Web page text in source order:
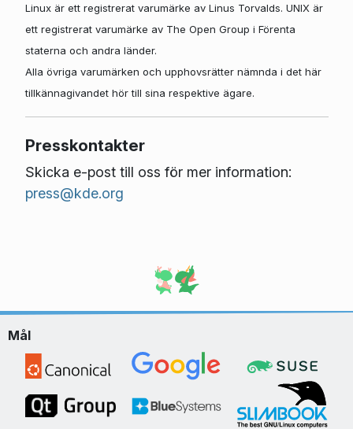
Linux är ett registrerat varumärke av Linus Torvalds. UNIX är
ett registrerat varumärke av The Open Group i Förenta
staterna och andra länder.
Alla övriga varumärken och upphovsrätter nämnda i det här
tillkännagivandet hör till sina respektive ägare.
Presskontakter
Skicka e-post till oss för mer information:
press@kde.org
Mål